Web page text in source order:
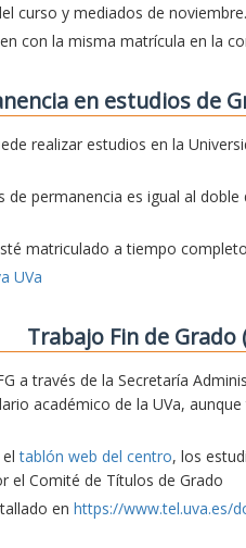
curso y mediados de noviembre.
con la misma matrícula en la
en estudios de
realizar estudios en la
de permanencia es igual al
matriculado a tiempo
UVa
Trabajo Fin de Grado
a través de la Secretaría
académico de la UVa,
eltablón web del centro, los
el Comité de Títulos de Grado
en https://www.tel.uva.es/